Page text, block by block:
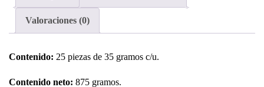
Valoraciones (0)
Contenido: 25 piezas de 35 gramos c/u.
Contenido neto: 875 gramos.